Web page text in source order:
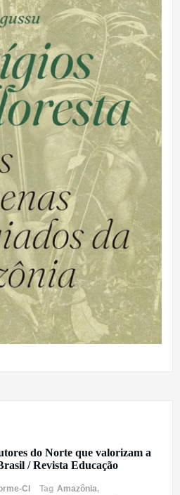
do Norte que valorizam a
/ Revista Educação
CI Tag Amazônia,